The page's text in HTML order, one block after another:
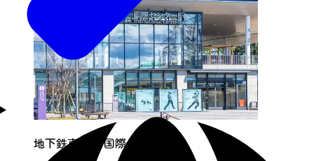
地下鉄東西線 国際センター駅